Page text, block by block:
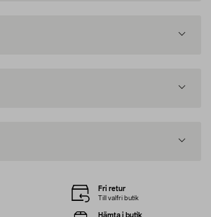
Fri retur
Till valfri butik
Hämta i butik